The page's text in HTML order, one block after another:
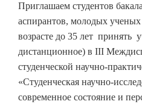
Приглашаем студентов
аспирантов, молодых
возрасте до 35 лет принять
дистанционное) в III
студенческой научно-
«Студенческая научно-
современное состояние и